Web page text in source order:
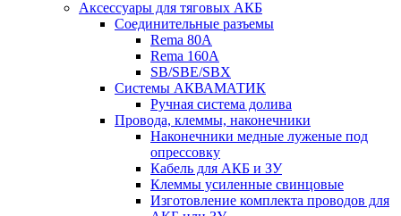
Аксессуары для тяговых АКБ
Соединительные разъемы
Rema 80A
Rema 160A
SB/SBE/SBX
Системы АКВАМАТИК
Ручная система долива
Провода, клеммы, наконечники
Наконечники медные луженые под
опрессовку
Кабель для АКБ и ЗУ
Клеммы усиленные свинцовые
Изготовление комплекта проводов для